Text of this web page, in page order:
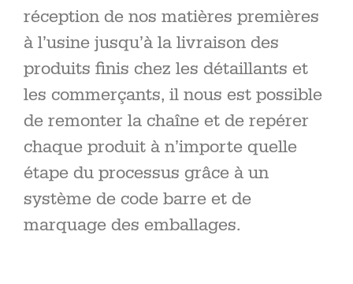
réception de nos matières premières
à l’usine jusqu’à la livraison des
produits finis chez les détaillants et
les commerçants, il nous est possible
de remonter la chaîne et de repérer
chaque produit à n’importe quelle
étape du processus grâce à un
système de code barre et de
marquage des emballages.